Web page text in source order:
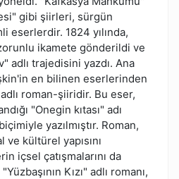
gibi şiirleri, sürgün
eserlerdir. 1824 yılında,
ikamete gönderildi ve
adlı trajedisini yazdı. Ana
en bilinen eserlerinden
roman-şiiridir. Bu eser,
"Onegin kıtası" adı
yazılmıştır. Roman,
kültürel yapısını
içsel çatışmalarını da
Kızı" adlı romanı,